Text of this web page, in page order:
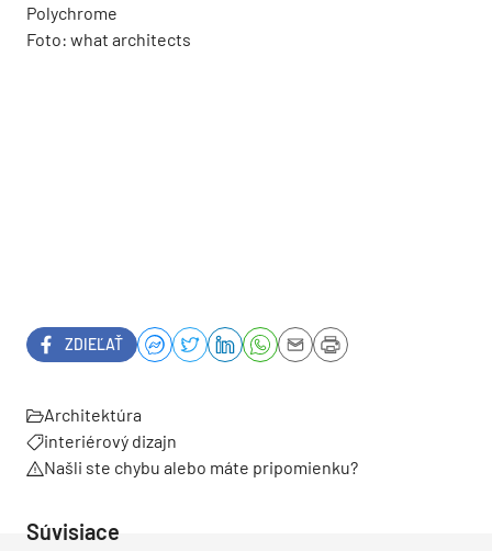
Polychrome
Foto: what architects
ZDIEĽAŤ
Architektúra
interiérový dizajn
Našli ste chybu alebo máte pripomienku?
Súvisiace